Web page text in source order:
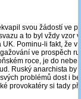
svou žádostí ve
a to byl vždy vzor
Pominu-li fakt, že v
ve prospěch
roce, je do nebe
Ruský anarchista by
problémů dost i
provokatéry si tady